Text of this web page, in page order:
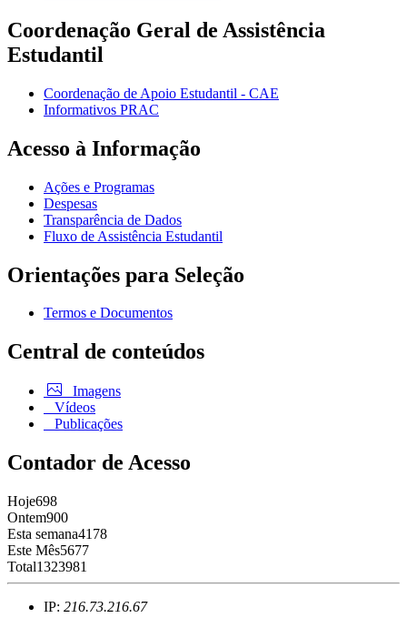
Coordenação Geral de Assistência
Estudantil
Coordenação de Apoio Estudantil - CAE
Informativos PRAC
Acesso à Informação
Ações e Programas
Despesas
Transparência de Dados
Fluxo de Assistência Estudantil
Orientações para Seleção
Termos e Documentos
Central de conteúdos
Imagens
Vídeos
Publicações
Contador de Acesso
Hoje698
Ontem900
Esta semana4178
Este Mês5677
Total1323981
IP: 216.73.216.67